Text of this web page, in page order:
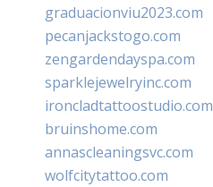
graduacionviu2023.com
pecanjackstogo.com
zengardendayspa.com
sparklejewelryinc.com
ironcladtattoostudio.com
bruinshome.com
annascleaningsvc.com
wolfcitytattoo.com